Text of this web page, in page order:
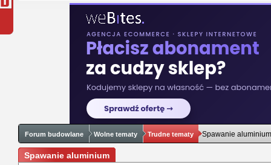
Forum budowlane Wolne tematy Trudne tematy Spawanie aluminium
Spawanie aluminium